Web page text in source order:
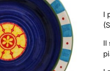
PIATTI
PIATTI
PIATTI MAIOLICA
I
Il